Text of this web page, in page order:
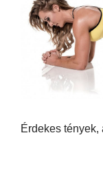
Érdekes